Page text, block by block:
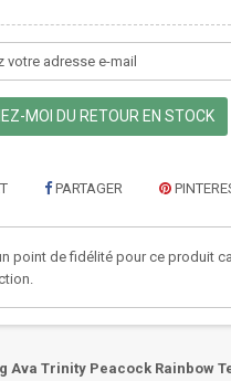
MOI DU RETOUR EN STOCK
PARTAGER
point de fidélité pour ce produit
Ava Trinity Peacock Rainbow